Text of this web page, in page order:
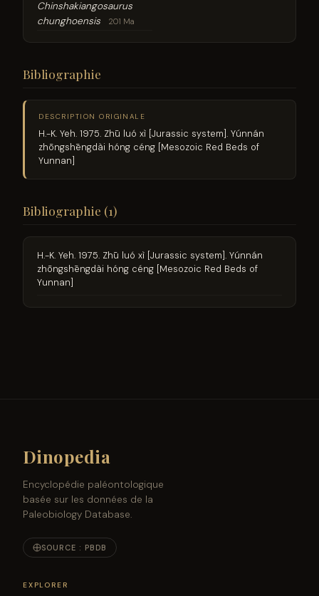
Chinshakiangosaurus
chunghoensis
201 Ma
Bibliographie
DESCRIPTION ORIGINALE
H.-K. Yeh. 1975. Zhū luó xì [Jurassic system]. Yúnnán
zhōngshēngdài hóng céng [Mesozoic Red Beds of
Yunnan]
Bibliographie (1)
H.-K. Yeh. 1975. Zhū luó xì [Jurassic system]. Yúnnán
zhōngshēngdài hóng céng [Mesozoic Red Beds of
Yunnan]
Dinopedia
Encyclopédie paléontologique
basée sur les données de la
Paleobiology Database.
SOURCE : PBDB
EXPLORER